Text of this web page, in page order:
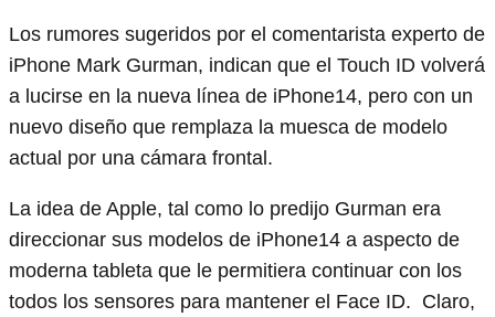
Los rumores sugeridos por el comentarista experto de
iPhone Mark Gurman, indican que el Touch ID volverá
a lucirse en la nueva línea de iPhone14, pero con un
nuevo diseño que remplaza la muesca de modelo
actual por una cámara frontal.
La idea de Apple, tal como lo predijo Gurman era
direccionar sus modelos de iPhone14 a aspecto de
moderna tableta que le permitiera continuar con los
todos los sensores para mantener el Face ID. Claro,